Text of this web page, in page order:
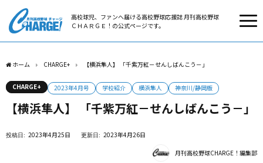
高校球児、ファンへ届ける高校野球応援誌 月刊高校野球
ＣＨＡＲＧＥ！の公式ページです。
ホーム CHARGE+ 【横浜隼人】 「千紫万紅－せんしばんこう－」
CHARGE+ 2023年4月号 学校紹介 横浜隼人 神奈川/静岡版
【横浜隼人】 「千紫万紅－せんしばんこう－」
2023年4月25日 2023年4月26日
月刊高校野球CHARGE！編集部